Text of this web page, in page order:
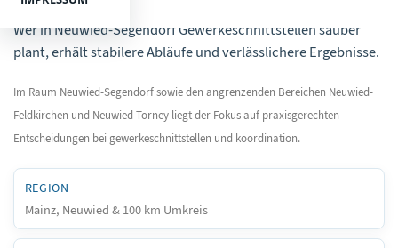
Wer in Neuwied-Segendorf Gewerkeschnittstellen sauber
plant, erhält stabilere Abläufe und verlässlichere Ergebnisse.
Im Raum Neuwied-Segendorf sowie den angrenzenden Bereichen Neuwied-
Feldkirchen und Neuwied-Torney liegt der Fokus auf praxisgerechten
Entscheidungen bei gewerkeschnittstellen und koordination.
REGION
Mainz, Neuwied & 100 km Umkreis